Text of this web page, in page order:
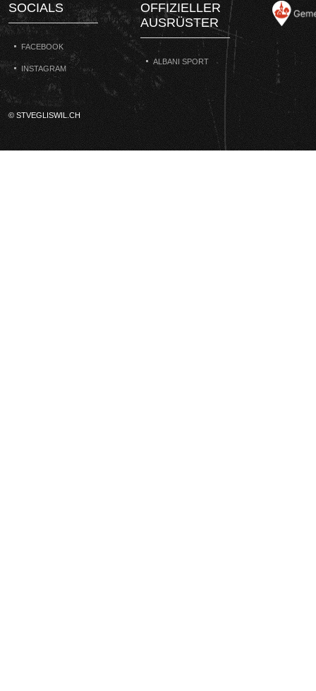
SOCIALS
FACEBOOK
INSTAGRAM
OFFIZIELLER
AUSRÜSTER
ALBANI SPORT
© STVEGLISWIL.CH